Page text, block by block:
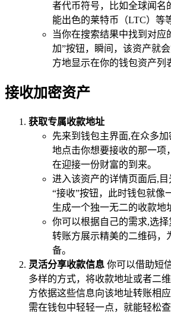
者代币符号，比如全球闻名
能出色的莱特币（LTC）等
当你在搜索结果中找到对应
加”按钮，瞬间，该资产就
方地显示在你的钱包资产列
接收加密资产
获取专属收款地址
先来到钱包主界面,在众多
地点击你想要接收的那一项
在迎接一份财富的到来。
进入该资产的详情页面后,
“接收”按钮，此时钱包就像
生成一个独一无二的收款地
你可以根据自己的需求,选
转账方展示精美的二维码，
备。
灵活分享收款信息 你可以借助短
多样的方式，将收款地址或者二
方依据这些信息向该地址转账相
需在钱包中轻轻一点，就能轻松